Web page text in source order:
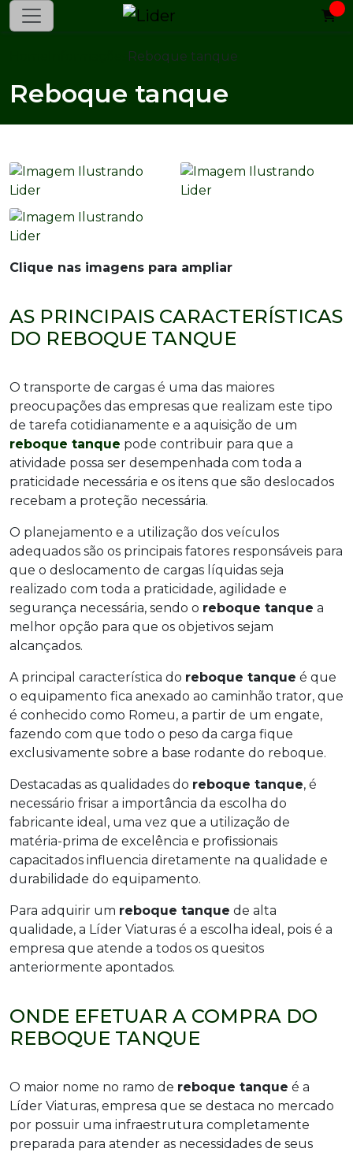
Reboque tanque
Reboque tanque
Clique nas imagens para ampliar
AS PRINCIPAIS CARACTERÍSTICAS
DO REBOQUE TANQUE
O transporte de cargas é uma das maiores
preocupações das empresas que realizam este tipo
de tarefa cotidianamente e a aquisição de um
reboque tanque pode contribuir para que a
atividade possa ser desempenhada com toda a
praticidade necessária e os itens que são deslocados
recebam a proteção necessária.
O planejamento e a utilização dos veículos
adequados são os principais fatores responsáveis para
que o deslocamento de cargas líquidas seja
realizado com toda a praticidade, agilidade e
segurança necessária, sendo o reboque tanque a
melhor opção para que os objetivos sejam
alcançados.
A principal característica do reboque tanque é que
o equipamento fica anexado ao caminhão trator, que
é conhecido como Romeu, a partir de um engate,
fazendo com que todo o peso da carga fique
exclusivamente sobre a base rodante do reboque.
Destacadas as qualidades do reboque tanque, é
necessário frisar a importância da escolha do
fabricante ideal, uma vez que a utilização de
matéria-prima de excelência e profissionais
capacitados influencia diretamente na qualidade e
durabilidade do equipamento.
Para adquirir um reboque tanque de alta
qualidade, a Líder Viaturas é a escolha ideal, pois é a
empresa que atende a todos os quesitos
anteriormente apontados.
ONDE EFETUAR A COMPRA DO
REBOQUE TANQUE
O maior nome no ramo de reboque tanque é a
Líder Viaturas, empresa que se destaca no mercado
por possuir uma infraestrutura completamente
preparada para atender as necessidades de seus